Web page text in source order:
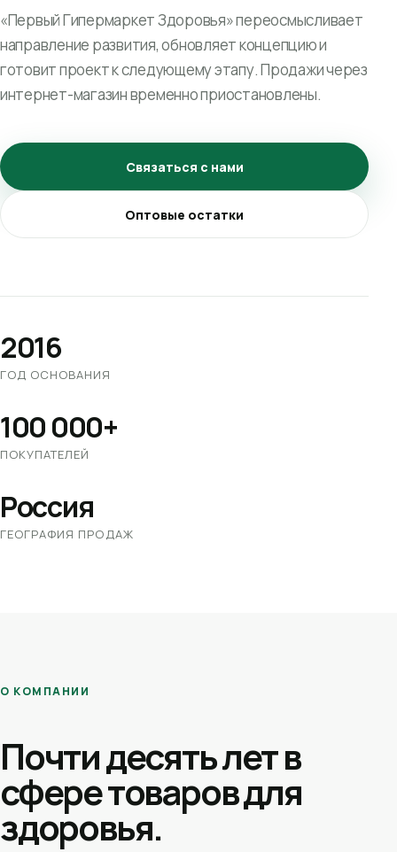
«Первый Гипермаркет Здоровья» переосмысливает
направление развития, обновляет концепцию и
готовит проект к следующему этапу. Продажи через
интернет-магазин временно приостановлены.
Связаться с нами
Оптовые остатки
2016
ГОД ОСНОВАНИЯ
100 000+
ПОКУПАТЕЛЕЙ
Россия
ГЕОГРАФИЯ ПРОДАЖ
О КОМПАНИИ
Почти десять лет в
сфере товаров для
здоровья.